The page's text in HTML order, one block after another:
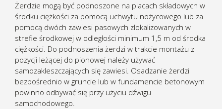
Żerdzie mogą być podnoszone na placach składowych w
środku ciężkości za pomocą uchwytu nożycowego lub za
pomocą dwóch zawiesi pasowych zlokalizowanych w
strefie środkowej w odległości minimum 1,5 m od środka
ciężkości. Do podnoszenia żerdzi w trakcie montażu z
pozycji leżącej do pionowej należy używać
samozakleszczających się zawiesi. Osadzanie żerdzi
bezpośrednio w gruncie lub w fundamencie betonowym
powinno odbywać się przy użyciu dźwigu
samochodowego.